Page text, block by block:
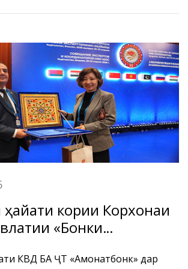
омӯзишӣ доир гардид.
кории Корхонаи
«Бонки
«Амонатбонк»» дар
КВД БА ҶТ «Амонатбонк» дар